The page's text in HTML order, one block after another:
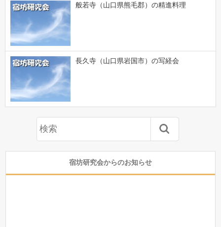
般若寺（山口県熊毛郡）の精進料理
長久寺（山口県岩国市）の写経会
宿坊研究会からのお知らせ